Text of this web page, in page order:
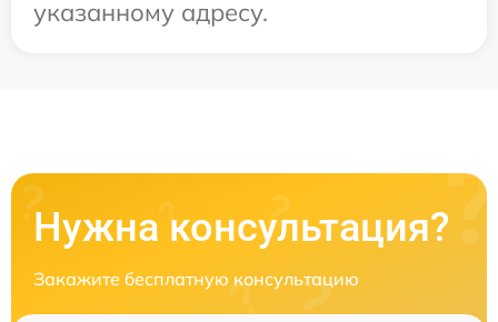
указанному адресу.
Нужна консультация?
Закажите бесплатную консультацию